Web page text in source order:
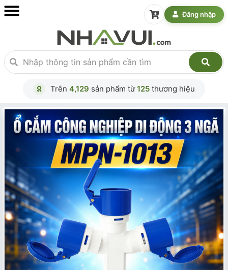
Đăng nhập
Trên 4,129 sản phẩm từ125 thương hiệu